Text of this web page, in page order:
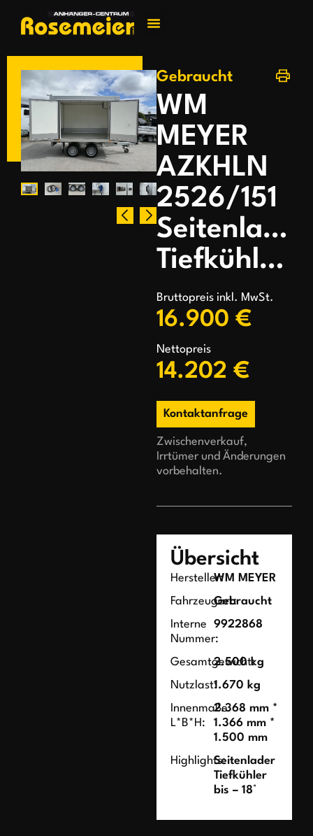
Gebraucht
WM
MEYER
AZKHLN
2526/151
Seitenlader
Tiefkühlanhänger
Bruttopreis inkl. MwSt.
16.900 €
Nettopreis
14.202 €
Kontaktanfrage
Zwischenverkauf,
Irrtümer und Änderungen
vorbehalten.
Übersicht
Hersteller:WM MEYER
Fahrzeugart:Gebraucht
Interne
Nummer:
9922868
Gesamtgewicht:
2.500 kg
Nutzlast:1.670 kg
Innenmaße
L*B*H:
2.368 mm *
1.366 mm *
1.500 mm
Highlights:Seitenlader
Tiefkühler
bis – 18°